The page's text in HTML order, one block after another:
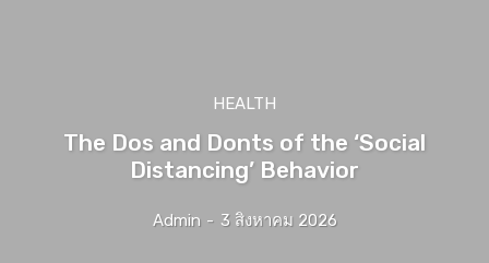
HEALTH
The Dos and Donts of the ‘Social
Distancing’ Behavior
Admin - 3 สิงหาคม 2026